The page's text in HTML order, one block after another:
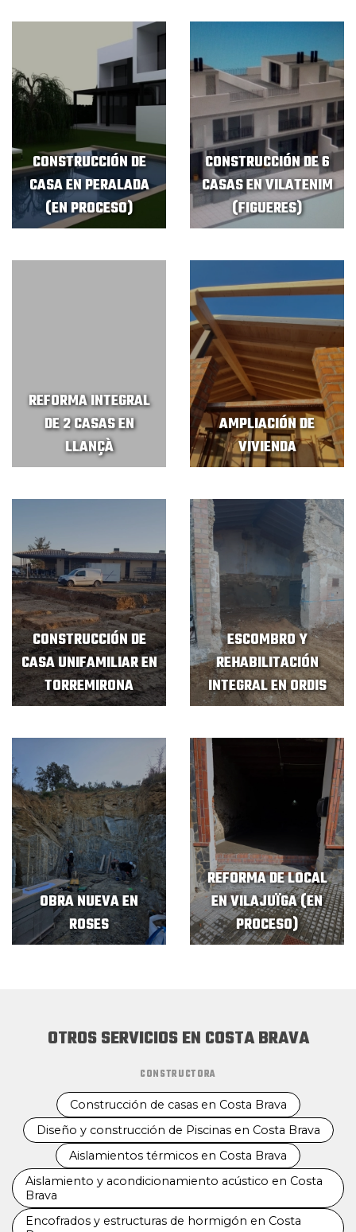
CONSTRUCCIÓN DE
CASA EN PERALADA
(EN PROCESO)
CONSTRUCCIÓN DE 6
CASAS EN VILATENIM
(FIGUERES)
REFORMA INTEGRAL
DE 2 CASAS EN
LLANÇÀ
AMPLIACIÓN DE
VIVIENDA
CONSTRUCCIÓN DE
CASA UNIFAMILIAR EN
TORREMIRONA
ESCOMBRO Y
REHABILITACIÓN
INTEGRAL EN ORDIS
OBRA NUEVA EN
ROSES
REFORMA DE LOCAL
EN VILAJUÏGA (EN
PROCESO)
OTROS SERVICIOS EN COSTA BRAVA
CONSTRUCTORA
Construcción de casas en Costa Brava
Diseño y construcción de Piscinas en Costa Brava
Aislamientos térmicos en Costa Brava
Aislamiento y acondicionamiento acústico en Costa
Brava
Encofrados y estructuras de hormigón en Costa